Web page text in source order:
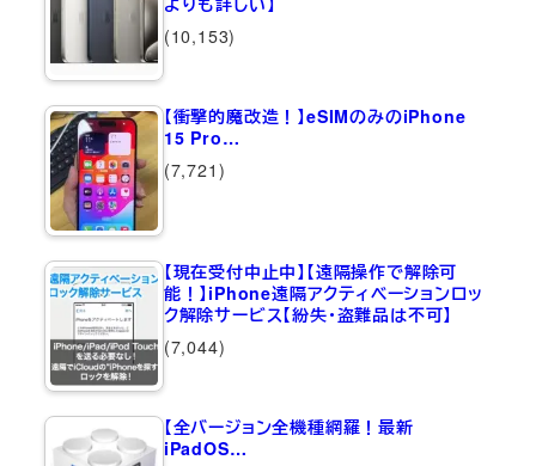
(10,153)
【衝撃的魔改造！】eSIMのみのiPhone
15 Pro…
(7,721)
【現在受付中止中】【遠隔操作で解除可
能！】iPhone遠隔アクティベーションロッ
ク解除サービス【紛失・盗難品は不可】
(7,044)
【全バージョン全機種網羅！最新
iPadOS…